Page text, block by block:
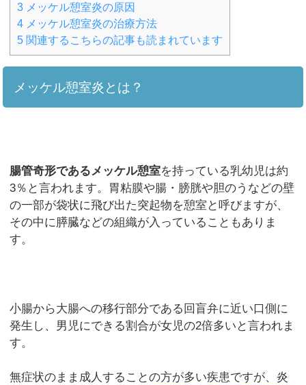
3 メッケル憩室炎の原因
4 メッケル憩室炎の治療方法
5 関連するこちらの記事も読まれています
メッケル憩室炎とは？
腸管奇形であるメッケル憩室を持っている乳幼児は約
3％と言われます。胃粘膜や腸・膀胱や胆のうなどの壁
の一部が袋状に飛び出た突起物を憩室と呼びますが、
その中に膵臓などの組織が入っていることもありま
す。
小腸から大腸への移行部分である回盲弁に近い口側に
発生し、男児にできる割合が女児の2倍多いと言われま
す。
無症状のまま成人することの方が多い疾患ですが、炎